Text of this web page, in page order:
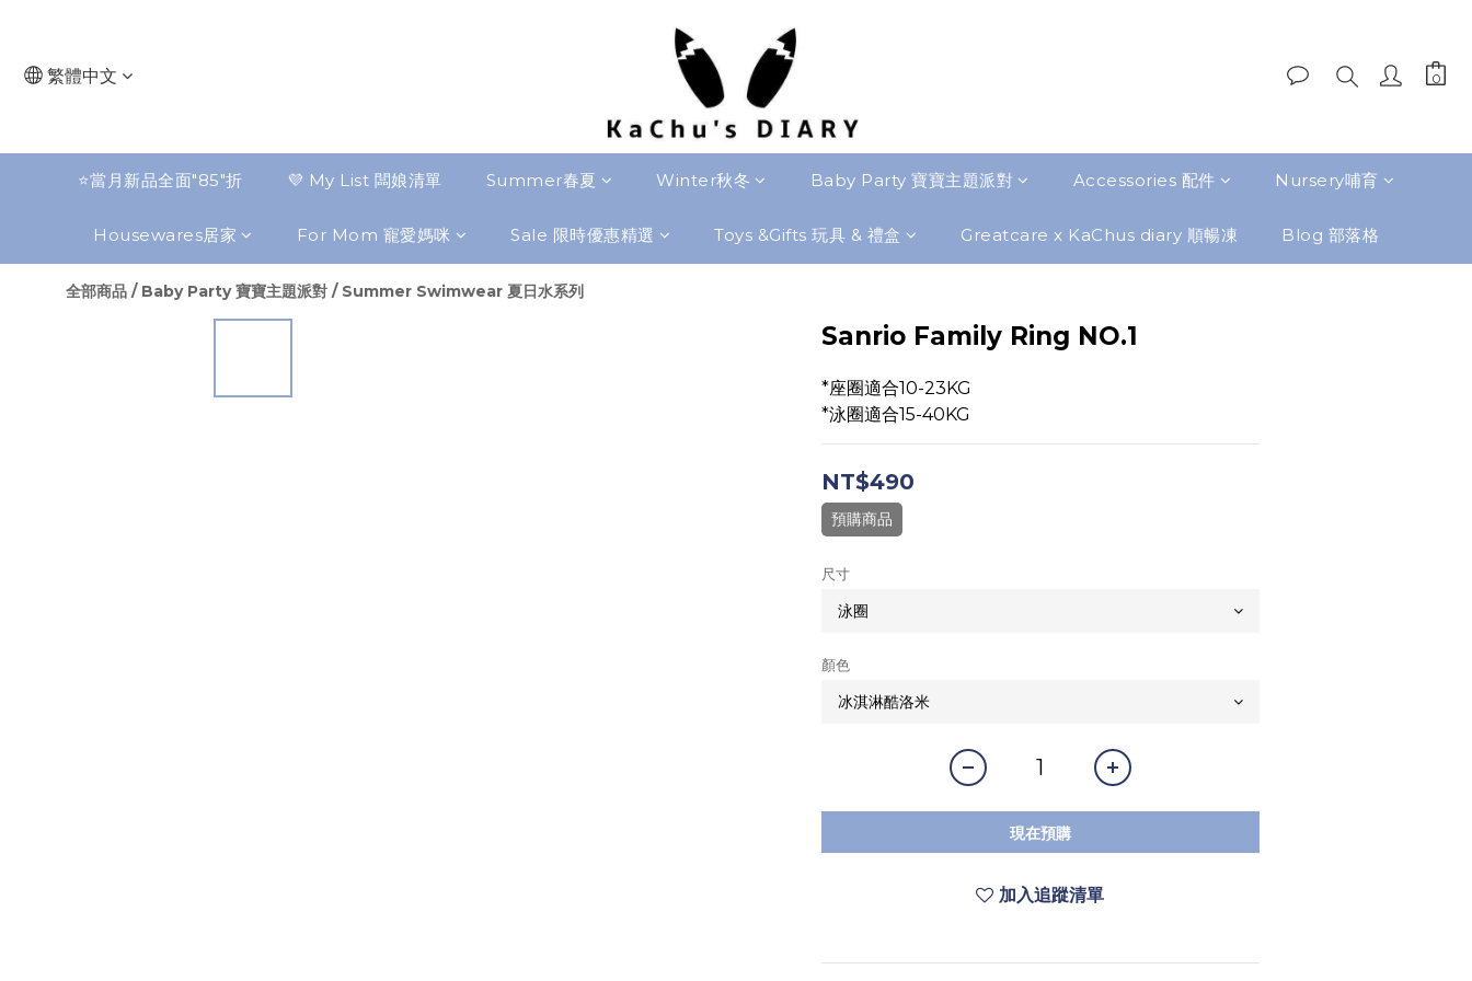
繁體中文
⭐️當月新品全面"85"折 💜 My List 闆娘清單 Summer春夏 Winter秋冬 Baby Party 寶寶主題派對 Accessories 配件 Nursery哺育
Housewares居家 For Mom 寵愛媽咪 Sale 限時優惠精選 Toys &Gifts 玩具 & 禮盒 Greatcare x KaChus diary 順暢凍 Blog 部落格
全部商品 / Baby Party 寶寶主題派對 / Summer Swimwear 夏日水系列
Sanrio Family Ring NO.1
*座圈適合10-23KG
*泳圈適合15-40KG
NT$490
預購商品
尺寸
顏色
現在預購
加入追蹤清單